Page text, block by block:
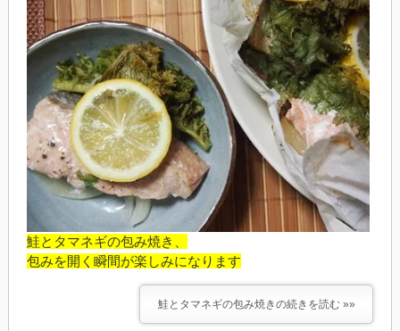
鮭とタマネギの包み焼き、
包みを開く瞬間が楽しみになります
鮭とタマネギの包み焼きの続きを読む »»